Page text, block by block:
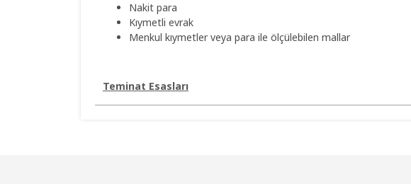
Nakit para
Kıymetli evrak
Menkul kıymetler veya para ile ölçülebilen mallar
Teminat Esasları